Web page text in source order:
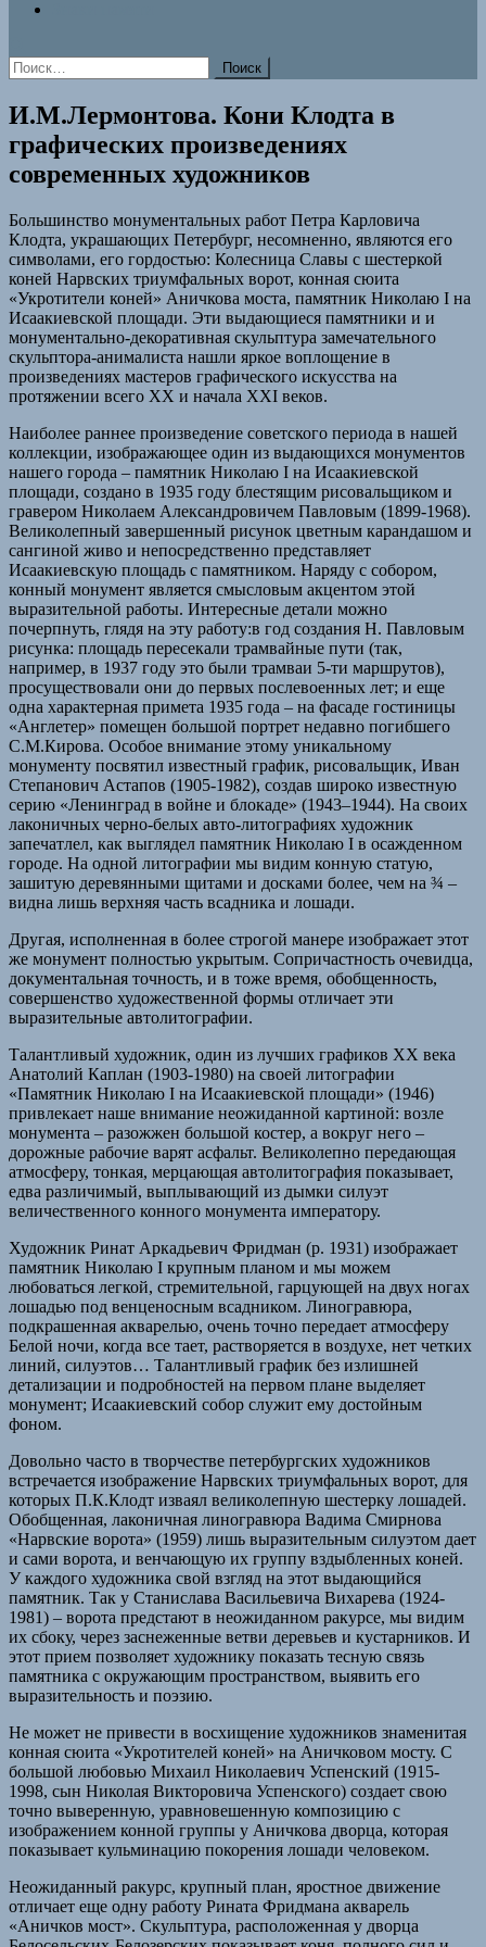
Найти:
И.М.Лермонтова. Кони Клодта в
графических произведениях
современных художников
Большинство монументальных работ Петра Карловича
Клодта, украшающих Петербург, несомненно, являются его
символами, его гордостью: Колесница Славы с шестеркой
коней Нарвских триумфальных ворот, конная сюита
«Укротители коней» Аничкова моста, памятник Николаю I на
Исаакиевской площади. Эти выдающиеся памятники и и
монументально-декоративная скульптура замечательного
скульптора-анималиста нашли яркое воплощение в
произведениях мастеров графического искусства на
протяжении всего XX и начала XXI веков.
Наиболее раннее произведение советского периода в нашей
коллекции, изображающее один из выдающихся монументов
нашего города – памятник Николаю I на Исаакиевской
площади, создано в 1935 году блестящим рисовальщиком и
гравером Николаем Александровичем Павловым (1899-1968).
Великолепный завершенный рисунок цветным карандашом и
сангиной живо и непосредственно представляет
Исаакиевскую площадь с памятником. Наряду с собором,
конный монумент является смысловым акцентом этой
выразительной работы. Интересные детали можно
почерпнуть, глядя на эту работу:в год создания Н. Павловым
рисунка: площадь пересекали трамвайные пути (так,
например, в 1937 году это были трамваи 5-ти маршрутов),
просуществовали они до первых послевоенных лет; и еще
одна характерная примета 1935 года – на фасаде гостиницы
«Англетер» помещен большой портрет недавно погибшего
С.М.Кирова. Особое внимание этому уникальному
монументу посвятил известный график, рисовальщик, Иван
Степанович Астапов (1905-1982), создав широко известную
серию «Ленинград в войне и блокаде» (1943–1944). На своих
лаконичных черно-белых авто-литографиях художник
запечатлел, как выглядел памятник Николаю I в осажденном
городе. На одной литографии мы видим конную статую,
зашитую деревянными щитами и досками более, чем на ¾ –
видна лишь верхняя часть всадника и лошади.
Другая, исполненная в более строгой манере изображает этот
же монумент полностью укрытым. Сопричастность очевидца,
документальная точность, и в тоже время, обобщенность,
совершенство художественной формы отличает эти
выразительные автолитографии.
Талантливый художник, один из лучших графиков XX века
Анатолий Каплан (1903-1980) на своей литографии
«Памятник Николаю I на Исаакиевской площади» (1946)
привлекает наше внимание неожиданной картиной: возле
монумента – разожжен большой костер, а вокруг него –
дорожные рабочие варят асфальт. Великолепно передающая
атмосферу, тонкая, мерцающая автолитография показывает,
едва различимый, выплывающий из дымки силуэт
величественного конного монумента императору.
Художник Ринат Аркадьевич Фридман (р. 1931) изображает
памятник Николаю I крупным планом и мы можем
любоваться легкой, стремительной, гарцующей на двух ногах
лошадью под венценосным всадником. Линогравюра,
подкрашенная акварелью, очень точно передает атмосферу
Белой ночи, когда все тает, растворяется в воздухе, нет четких
линий, силуэтов… Талантливый график без излишней
детализации и подробностей на первом плане выделяет
монумент; Исаакиевский собор служит ему достойным
фоном.
Довольно часто в творчестве петербургских художников
встречается изображение Нарвских триумфальных ворот, для
которых П.К.Клодт изваял великолепную шестерку лошадей.
Обобщенная, лаконичная линогравюра Вадима Смирнова
«Нарвские ворота» (1959) лишь выразительным силуэтом дает
и сами ворота, и венчающую их группу вздыбленных коней.
У каждого художника свой взгляд на этот выдающийся
памятник. Так у Станислава Васильевича Вихарева (1924-
1981) – ворота предстают в неожиданном ракурсе, мы видим
их сбоку, через заснеженные ветви деревьев и кустарников. И
этот прием позволяет художнику показать тесную связь
памятника с окружающим пространством, выявить его
выразительность и поэзию.
Не может не привести в восхищение художников знаменитая
конная сюита «Укротителей коней» на Аничковом мосту. С
большой любовью Михаил Николаевич Успенский (1915-
1998, сын Николая Викторовича Успенского) создает свою
точно выверенную, уравновешенную композицию с
изображением конной группы у Аничкова дворца, которая
показывает кульминацию покорения лошади человеком.
Неожиданный ракурс, крупный план, яростное движение
отличает еще одну работу Рината Фридмана акварель
«Аничков мост». Скульптура, расположенная у дворца